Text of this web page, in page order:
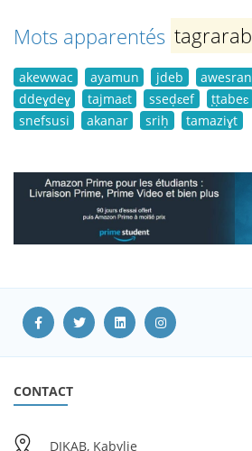
Mots apparentés
akewwac ayamun jdeb awesran
ddeɣdeɣ
tajmaɛt sseḍɛef ṭṭabeɛ
snefsusi
akanar sriḥ tamaziɣt
CONTACT
DIKAB, Kabylie